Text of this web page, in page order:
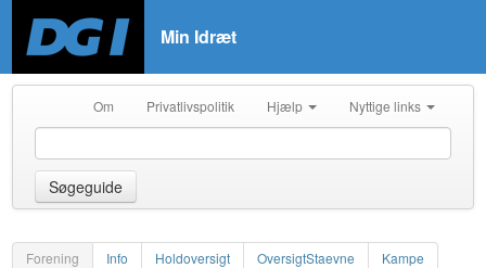
Min Idræt
Om Privatlivspolitik Hjælp Nyttige links
Søgeguide
Forening Info Holdoversigt OversigtStaevne Kampe